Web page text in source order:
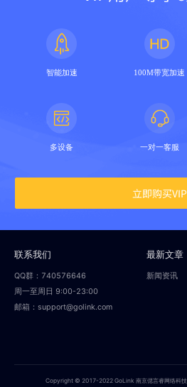
智能加速 100M带宽加速
多设备 一对一客服
立即购买VIP
联系我们
QQ群：740576646
周一至周日 9:00-23:00
邮箱：support@golink.com
最新文章
新闻资讯
Copyright © 2017-2022 GoLink 南京偲言睿网络科